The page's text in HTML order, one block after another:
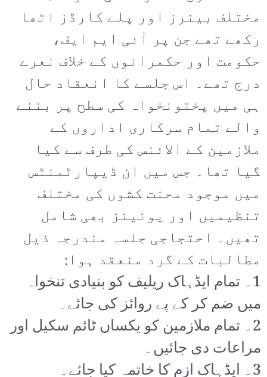
مختلف بینرز اور پلے کارڈز اٹھا
رکھے تھے جن پر آئی ایم ایف،
حکومت اور حکمرانوں کے خلاف نعرے
درج تھے۔ اس جلسے کا انعقاد حال
ہی میں پختونخواہ کی سطح پر بننے
والے تمام سرکاری اداروں کے
ملازمین کے الائنس کی طرف سے کیا
گیا تھا۔ جس میں ان ڈیپارٹمنٹس
میں موجود محنت کشوں کی مختلف
تنظیمیں اور یونینز بھی شامل
تھیں۔ احتجاجی جلسہ مندرجہ ذیل
مطالبات کے گرد منعقد ہوا:
1۔ تمام ایڈہاک ریلیف کو بنیادی تنخواہ
میں ضم کر کے پے روائز کی جائے۔
2۔ تمام ملازمین کو یکساں ٹائم سکیل اور
مراعات دی جائیں۔
3۔ ایڈہاک ازم کا خاتمہ کیا جائے۔